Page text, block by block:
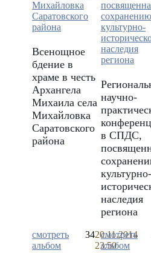
Всенощное
бдение в
храме в честь
Архангела
Михаила села
Михайловка
Саратовского
района
смотреть
альбом
3420.11.2014
23:50
научно-
в СПДС,
культурно-
наследия
региона
смотреть
альбом